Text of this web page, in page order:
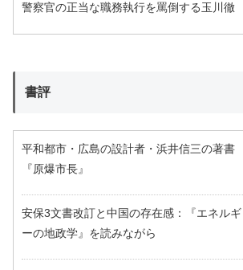
警察官の正当な職務執行を罵倒する玉川徹
書評
平和都市・広島の設計者・浜井信三の著書
『原爆市長』
安保3文書改訂と中国の存在感：『エネルギ
ーの地政学』を読みながら